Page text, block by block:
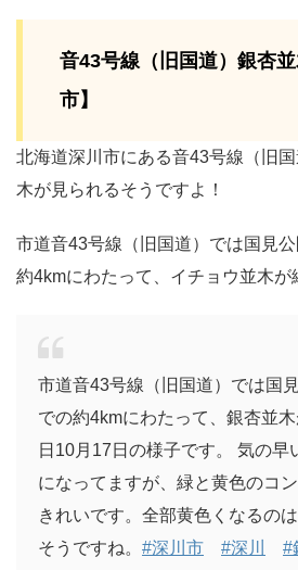
音43号線（旧国道）銀杏
市】
北海道深川市にある音43号線（旧
木が見られるそうですよ！
市道音43号線（旧国道）では国見
約4kmにわたって、イチョウ並木が
市道音43号線（旧国道）では国
での約4kmにわたって、銀杏並
日10月17日の様子です。 気の早
になってますが、緑と黄色のコ
きれいです。全部黄色くなるの
そうですね。 #深川市 #深川 #